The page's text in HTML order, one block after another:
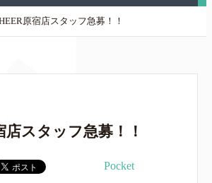
原宿店スタッフ急募！！
店スタッフ急募！！
Pocket